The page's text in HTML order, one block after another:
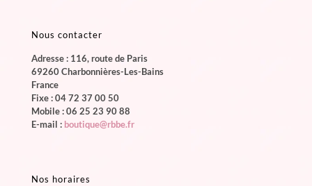
Nous contacter
Adresse : 116, route de Paris
69260 Charbonnières-Les-Bains
France
Fixe :04 72 37 00 50
Mobile :06 25 23 90 88
E-mail : boutique@rbbe.fr
Nos horaires